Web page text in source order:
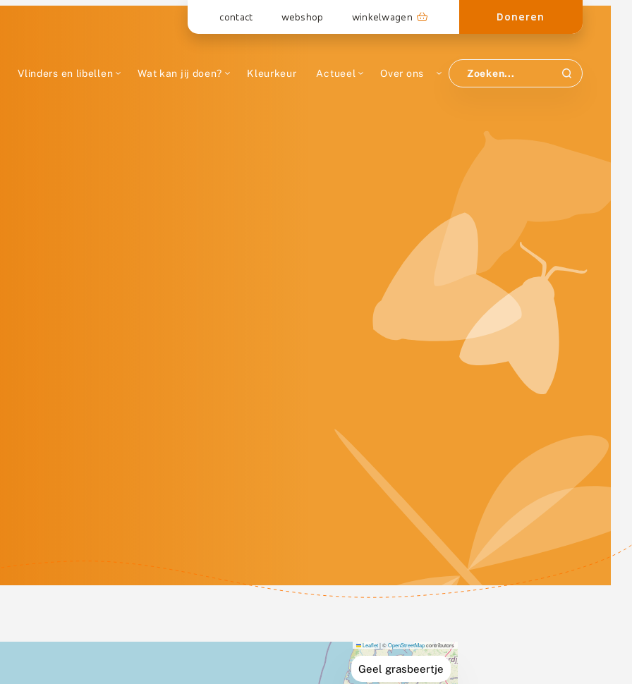
contact webshop winkelwagen Doneren
Vlinders en libellen Wat kan jij doen? Kleurkeur Actueel Over ons
Geel grasbeertje
Leaflet|©OpenStreetMapcontributors